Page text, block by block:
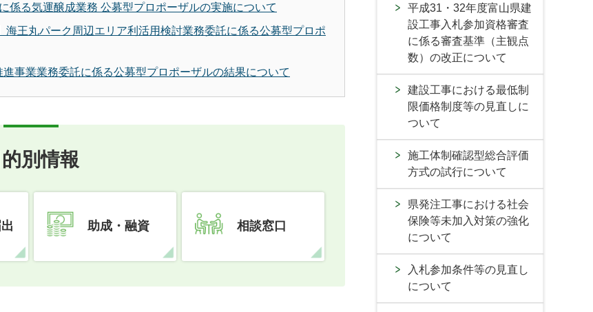
係る気運醸成業務 公募型プロポーザルの実施について
海王丸パーク周辺エリア利活用検討業務委託に係る公募型プロポ
事業業務委託に係る公募型プロポーザルの結果について
的別情報
助成・融資 相談窓口
平成31・32年度富山県建
設工事入札参加資格審査
に係る審査基準（主観点
数）の改正について
建設工事における最低制
限価格制度等の見直しに
ついて
施工体制確認型総合評価
方式の試行について
県発注工事における社会
保険等未加入対策の強化
について
入札参加条件等の見直し
について